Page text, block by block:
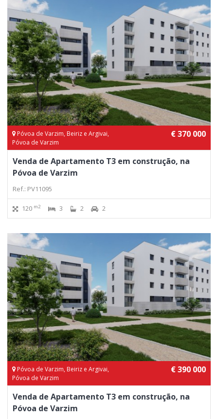
Póvoa de Varzim, Beiriz e Argivai,
Póvoa de Varzim
€ 370 000
Venda de Apartamento T3 em construção, na
Póvoa de Varzim
Ref.: PV11095
120 m2 3 2 2
Póvoa de Varzim, Beiriz e Argivai,
Póvoa de Varzim
€ 390 000
Venda de Apartamento T3 em construção, na
Póvoa de Varzim